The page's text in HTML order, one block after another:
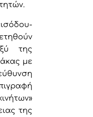
της
με
της